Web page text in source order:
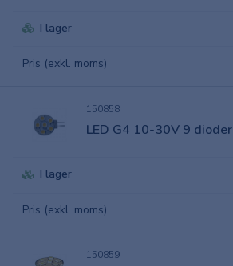
I lager
Pris (exkl. moms)
150858
LED G4 10-30V 9 dioder
I lager
Pris (exkl. moms)
150859